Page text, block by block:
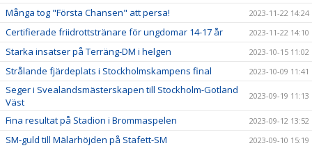
Många tog "Första Chansen" att persa! 2023-11-22 14:24
Certifierade friidrottstränare för ungdomar 14-17 år 2023-11-22 14:10
Starka insatser på Terräng-DM i helgen 2023-10-15 11:02
Strålande fjärdeplats i Stockholmskampens final 2023-10-09 11:41
Seger i Svealandsmästerskapen till Stockholm-Gotland
Väst
2023-09-19 11:13
Fina resultat på Stadion i Brommaspelen 2023-09-12 13:52
SM-guld till Mälarhöjden på Stafett-SM 2023-09-10 15:19